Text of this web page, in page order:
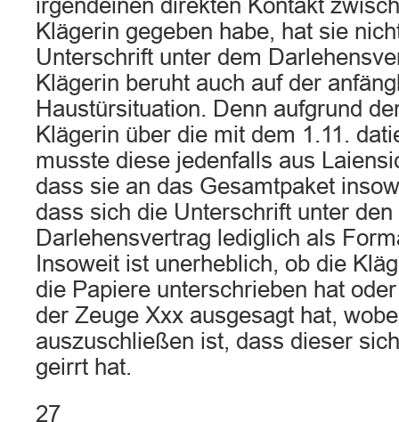
irgendeinen direkten Kontakt
Klägerin gegeben habe, hat sie
Unterschrift unter dem
Klägerin beruht auch auf der
Haustürsituation. Denn aufgrund
Klägerin über die mit dem 1.11.
musste diese jedenfalls aus
dass sie an das Gesamtpaket
dass sich die Unterschrift unter
Darlehensvertrag lediglich als
Insoweit ist unerheblich, ob die
die Papiere unterschrieben hat
der Zeuge Xxx ausgesagt hat,
auszuschließen ist, dass dieser
geirrt hat.
27